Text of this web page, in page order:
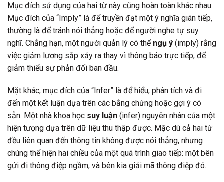
Mục đích sử dụng của hai từ này cũng hoàn toàn khác nhau.
Mục đích của “Imply” là để truyền đạt một ý nghĩa gián tiếp,
thường là để tránh nói thẳng hoặc để người nghe tự suy
nghĩ. Chẳng hạn, một người quản lý có thể ngụ ý (imply) rằng
việc giảm lương sắp xảy ra thay vì thông báo trực tiếp, để
giảm thiểu sự phản đối ban đầu.
Mặt khác, mục đích của “Infer” là để hiểu, phân tích và đi
đến một kết luận dựa trên các bằng chứng hoặc gợi ý có
sẵn. Một nhà khoa học suy luận (infer) nguyên nhân của một
hiện tượng dựa trên dữ liệu thu thập được. Mặc dù cả hai từ
đều liên quan đến thông tin không được nói thẳng, nhưng
chúng thể hiện hai chiều của một quá trình giao tiếp: một bên
gửi đi thông điệp ngầm, và bên kia giải mã thông điệp đó.